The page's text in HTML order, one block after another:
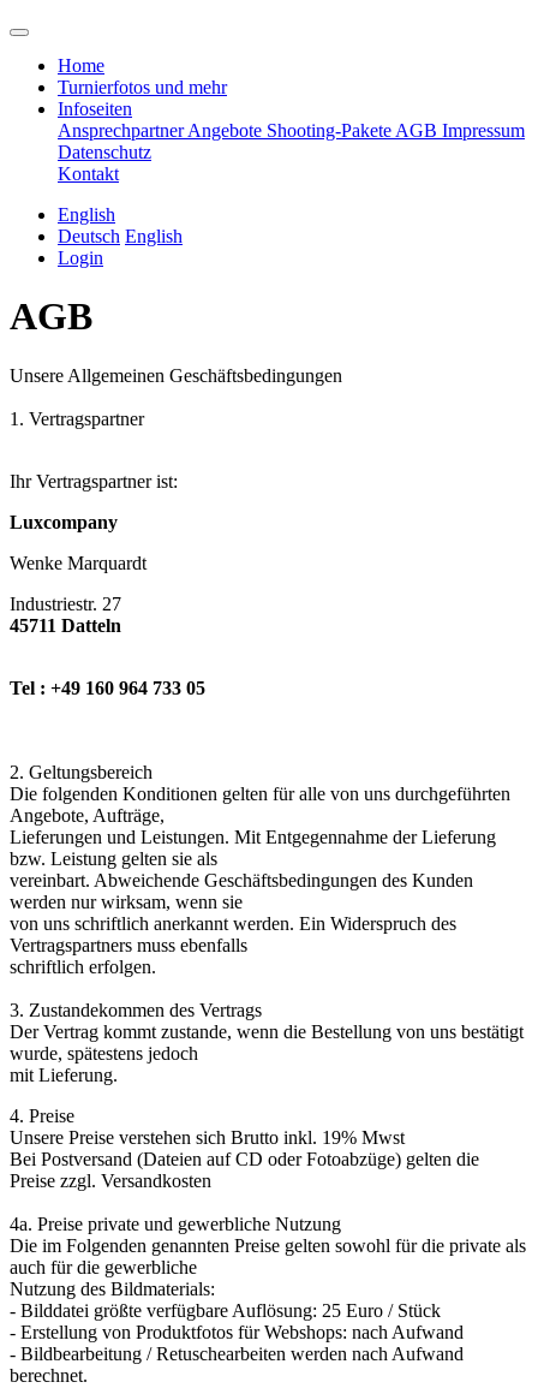
Home
Turnierfotos und mehr
Infoseiten
AnsprechpartnerAngebote Shooting-Pakete AGB Impressum
Datenschutz
Kontakt
English
Deutsch English
Login
AGB
Unsere Allgemeinen Geschäftsbedingungen
1. Vertragspartner
Ihr Vertragspartner ist:
Luxcompany
Wenke Marquardt
Industriestr. 27
45711 Datteln
Tel : +49 160 964 733 05
2. Geltungsbereich
Die folgenden Konditionen gelten für alle von uns durchgeführten
Angebote, Aufträge,
Lieferungen und Leistungen. Mit Entgegennahme der Lieferung
bzw. Leistung gelten sie als
vereinbart. Abweichende Geschäftsbedingungen des Kunden
werden nur wirksam, wenn sie
von uns schriftlich anerkannt werden. Ein Widerspruch des
Vertragspartners muss ebenfalls
schriftlich erfolgen.
3. Zustandekommen des Vertrags
Der Vertrag kommt zustande, wenn die Bestellung von uns bestätigt
wurde, spätestens jedoch
mit Lieferung.
4. Preise
Unsere Preise verstehen sich Brutto inkl. 19% Mwst
Bei Postversand (Dateien auf CD oder Fotoabzüge) gelten die
Preise zzgl. Versandkosten
4a. Preise private und gewerbliche Nutzung
Die im Folgenden genannten Preise gelten sowohl für die private als
auch für die gewerbliche
Nutzung des Bildmaterials:
- Bilddatei größte verfügbare Auflösung: 25 Euro / Stück
- Erstellung von Produktfotos für Webshops: nach Aufwand
- Bildbearbeitung / Retuschearbeiten werden nach Aufwand
berechnet.